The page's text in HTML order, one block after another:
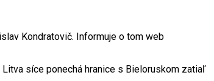
Kondratovič. Informuje o tom web
síce ponechá hranice s Bieloruskom zatiaľ